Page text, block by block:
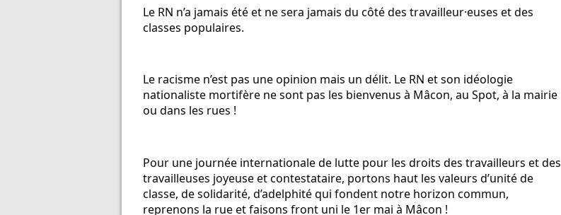
Le RN n’a jamais été et ne sera jamais du côté des travailleur·euses et des
classes populaires.
Le racisme n’est pas une opinion mais un délit. Le RN et son idéologie
nationaliste mortifère ne sont pas les bienvenus à Mâcon, au Spot, à la mairie
ou dans les rues !
Pour une journée internationale de lutte pour les droits des travailleurs et des
travailleuses joyeuse et contestataire, portons haut les valeurs d’unité de
classe, de solidarité, d’adelphité qui fondent notre horizon commun,
reprenons la rue et faisons front uni le 1er mai à Mâcon !